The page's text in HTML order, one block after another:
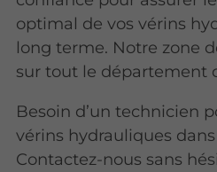
optimal de vos vérins
long terme. Notre zone
sur tout le département
Besoin d’un technicien
vérins hydrauliques
Contactez-nous sans